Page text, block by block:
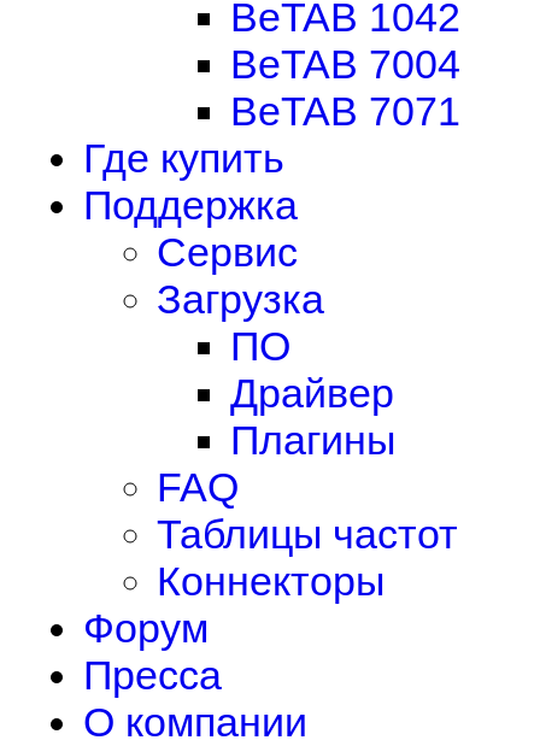
BeTAB 1042
BeTAB 7004
BeTAB 7071
Где купить
Поддержка
Сервис
Загрузка
ПО
Драйвер
Плагины
FAQ
Таблицы частот
Коннекторы
Форум
Пресса
О компании